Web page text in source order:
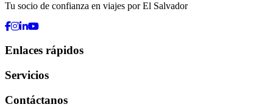
Tu socio de confianza en viajes por El Salvador
Enlaces rápidos
Servicios
Contáctanos